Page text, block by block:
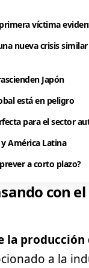
víctima
nueva crisis
Japón
está en peligro
para el sector
América Latina
a corto plazo?
con
la producción
a la